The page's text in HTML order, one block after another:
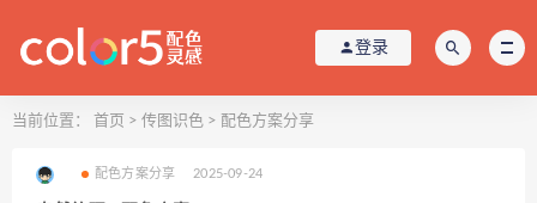
登录
当前位置： 首页 > 传图识色 > 配色方案分享
配色方案分享 2025-09-24